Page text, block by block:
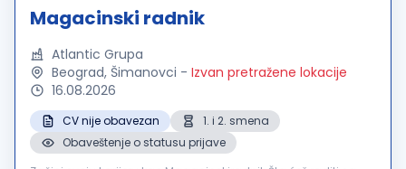
Magacinski radnik
Atlantic Grupa
Beograd, Šimanovci - Izvan pretražene lokacije
16.08.2026
CV nije obavezan
1. i 2. smena
Obaveštenje o statusu prijave